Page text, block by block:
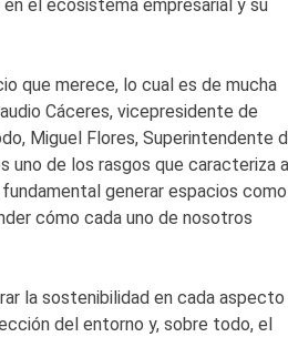
el ecosistema empresarial y su
que merece, lo cual es de mucha
Cáceres, vicepresidente de
Miguel Flores, Superintendente
uno de los rasgos que caracteriza a
generar espacios como
cómo cada uno de nosotros
la sostenibilidad en cada aspecto
del entorno y, sobre todo, el